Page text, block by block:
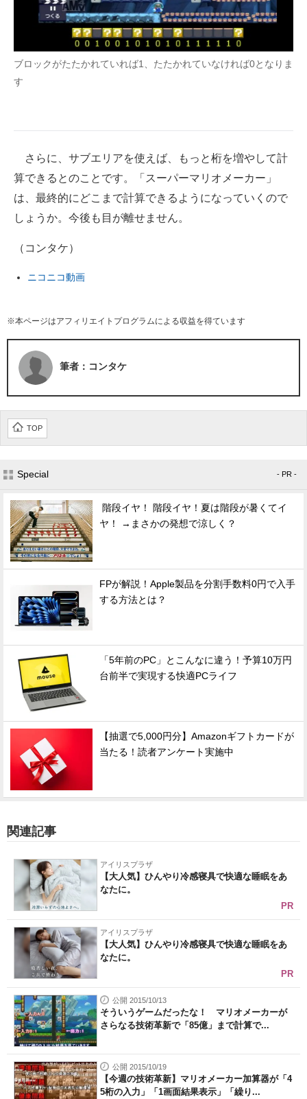
ブロックがたたかれていれば1、たたかれていなければ0となりま
す
さらに、サブエリアを使えば、もっと桁を増やして計
算できるとのことです。「スーパーマリオメーカー」
は、最終的にどこまで計算できるようになっていくので
しょうか。今後も目が離せません。
（コンタケ）
ニコニコ動画
※本ページはアフィリエイトプログラムによる収益を得ています
筆者：コンタケ
TOP
Special - PR -
階段イヤ！ 階段イヤ！夏は階段が暑くてイ
ヤ！ →まさかの発想で涼しく？
FPが解説！Apple製品を分割手数料0円で入手
する方法とは？
「5年前のPC」とこんなに違う！予算10万円
台前半で実現する快適PCライフ
【抽選で5,000円分】Amazonギフトカードが
当たる！読者アンケート実施中
関連記事
アイリスプラザ
【大人気】ひんやり冷感寝具で快適な睡眠をあ
なたに。
PR
アイリスプラザ
【大人気】ひんやり冷感寝具で快適な睡眠をあ
なたに。
PR
公開 2015/10/13
そういうゲームだったな！ マリオメーカーが
さらなる技術革新で「85億」まで計算で...
公開 2015/10/19
【今週の技術革新】マリオメーカー加算器が「4
5桁の入力」「1画面結果表示」「繰り...